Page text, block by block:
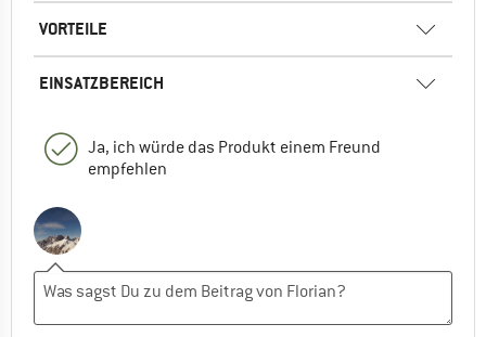
VORTEILE
EINSATZBEREICH
Ja, ich würde das Produkt einem Freund
empfehlen